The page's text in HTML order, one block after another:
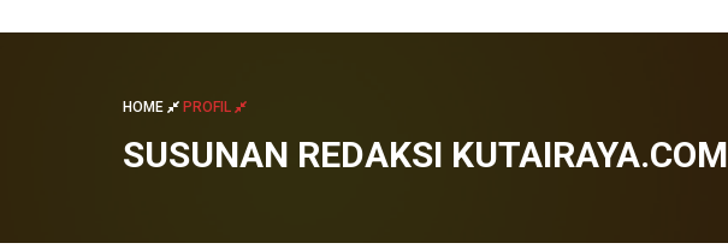
HOME PROFIL
SUSUNAN REDAKSI KUTAIRAYA.COM